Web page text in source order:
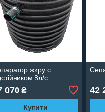
жиру c
8л/с.
070₴
Купити
42